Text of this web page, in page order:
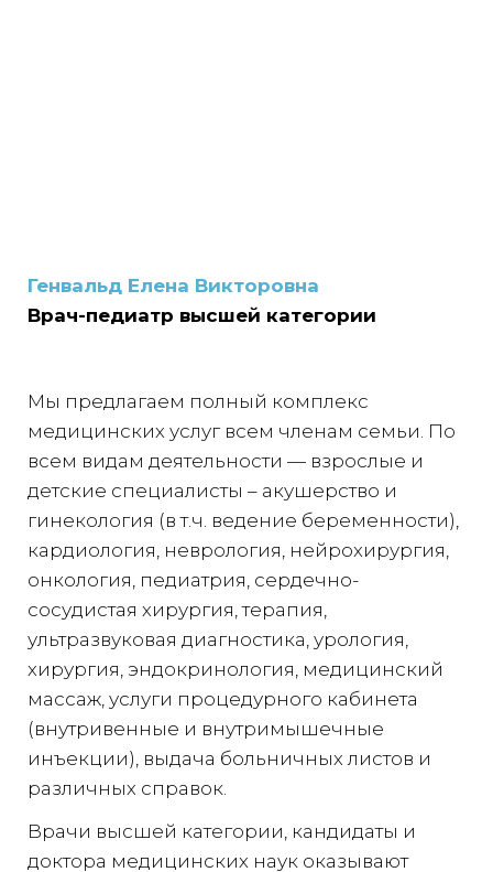
Генвальд Елена Викторовна
Врач-педиатр высшей категории
Мы предлагаем полный комплекс
медицинских услуг всем членам семьи. По
всем видам деятельности — взрослые и
детские специалисты – акушерство и
гинекология (в т.ч. ведение беременности),
кардиология, неврология, нейрохирургия,
онкология, педиатрия, сердечно-
сосудистая хирургия, терапия,
ультразвуковая диагностика, урология,
хирургия, эндокринология, медицинский
массаж, услуги процедурного кабинета
(внутривенные и внутримышечные
инъекции), выдача больничных листов и
различных справок.
Врачи высшей категории, кандидаты и
доктора медицинских наук оказывают